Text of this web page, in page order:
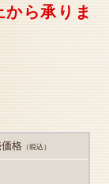
ら承りま
格（税込）